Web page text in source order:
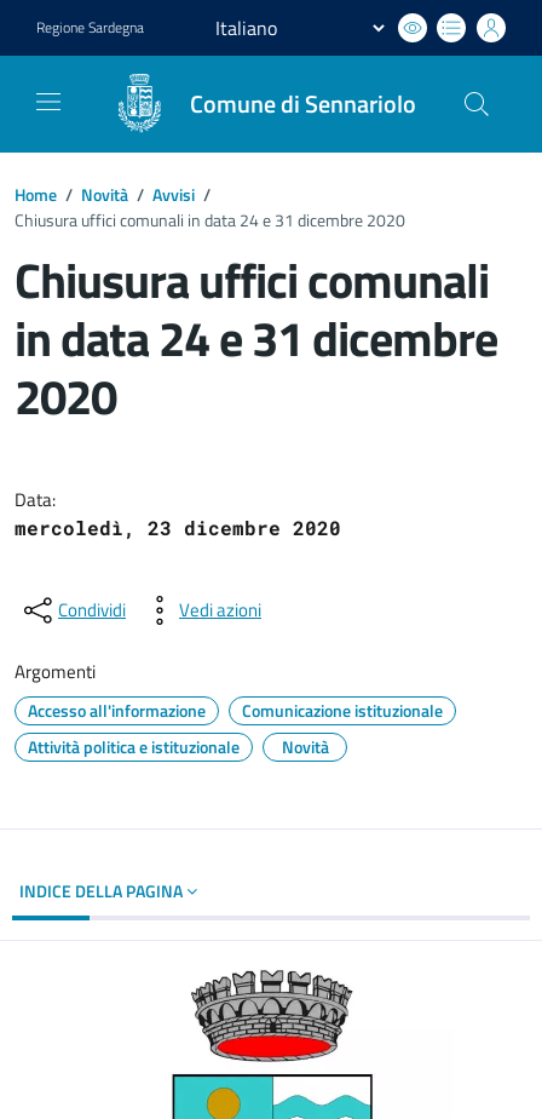
RegioneSardegna
Comune di Sennariolo
Home / Novità / Avvisi /
Chiusura uffici comunali in data 24 e 31 dicembre 2020
Chiusura uffici comunali
in data 24 e 31 dicembre
2020
Data:
mercoledì, 23 dicembre 2020
Condividi Vedi azioni
Argomenti
Accesso all'informazione
Comunicazione istituzionale
Attività politica e istituzionale
Novità
INDICE DELLA PAGINA